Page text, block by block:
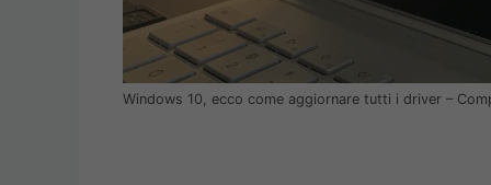
Windows 10, ecco come aggiornare tutti i driver –